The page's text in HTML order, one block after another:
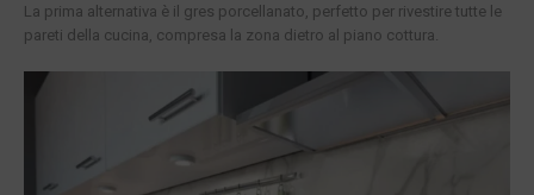
La prima alternativa è il gres porcellanato, perfetto per rivestire tutte le
pareti della cucina, compresa la zona dietro al piano cottura.